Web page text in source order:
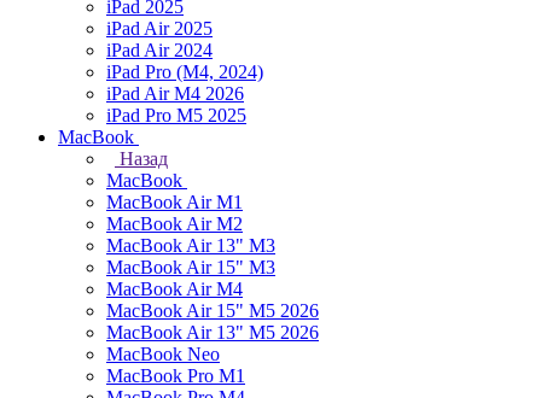
iPad 2025
iPad Air 2025
iPad Air 2024
iPad Pro (M4, 2024)
iPad Air M4 2026
iPad Pro M5 2025
MacBook
Назад
MacBook
MacBook Air M1
MacBook Air M2
MacBook Air 13" M3
MacBook Air 15" M3
MacBook Air M4
MacBook Air 15" М5 2026
MacBook Air 13" М5 2026
MacBook Neo
MacBook Pro M1